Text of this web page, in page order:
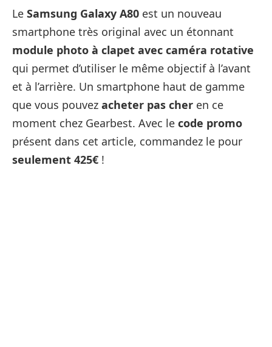
Le Samsung Galaxy A80 est un nouveau
smartphone très original avec un étonnant
module photo à clapet avec caméra rotative
qui permet d’utiliser le même objectif à l’avant
et à l’arrière. Un smartphone haut de gamme
que vous pouvez acheter pas cher en ce
moment chez Gearbest. Avec le code promo
présent dans cet article, commandez le pour
seulement 425€ !